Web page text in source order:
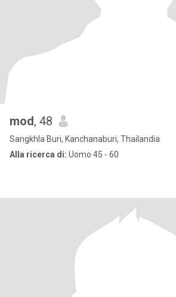
mod, 48
Sangkhla Buri, Kanchanaburi, Thailandia
Alla ricerca di: Uomo 45 - 60